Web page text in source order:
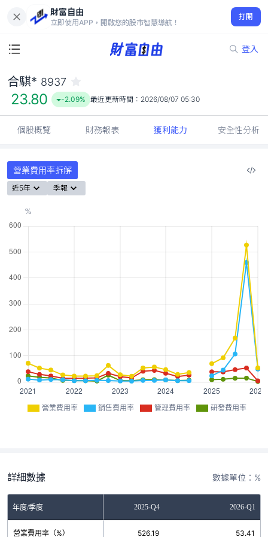
財富自由
立即使用APP，開啟您的股市智慧導航！
打開
登入
23.80
-2.09%
合騏* 8937
23.80 -2.09% 最近更新時間： 2026/08/07 05:30
個股概覽 財務報表 獲利能力 安全性分析
營業費用率拆解
近5年 季報
營業費用率 銷售費用率 管理費用率 研發費用率
詳細數據 數據單位：%
年度/季度2025-Q3 2025-Q4 2026-Q1
營業費用率（%）
167.87 526.19 53.41